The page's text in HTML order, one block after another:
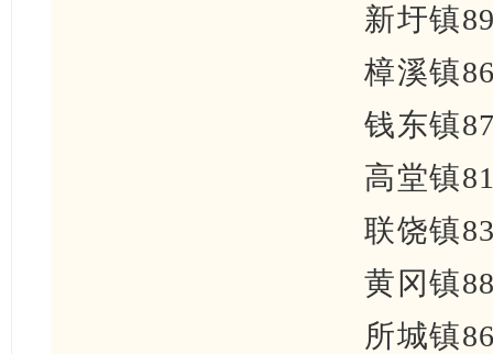
新圩镇
樟溪镇
钱东镇
高堂镇
联饶镇
黄冈镇
所城镇